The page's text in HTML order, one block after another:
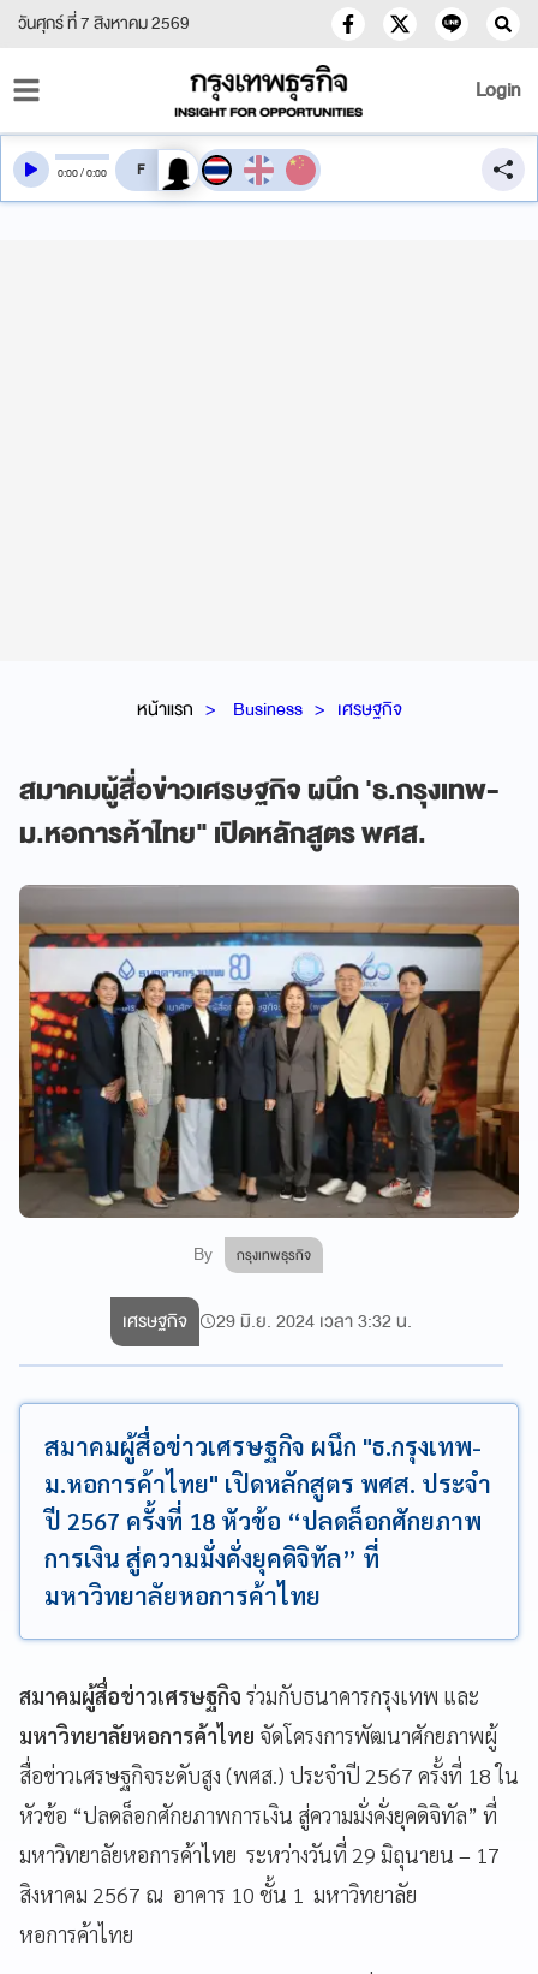
วันศุกร์ ที่ 7 สิงหาคม 2569
Login
หน้าแรก Business เศรษฐกิจ
สมาคมผู้สื่อข่าวเศรษฐกิจ ผนึก 'ธ.กรุงเทพ-
ม.หอการค้าไทย" เปิดหลักสูตร พศส.
By กรุงเทพธุรกิจ
0:00/0:00 สลับเสียงอ่าน
เศรษฐกิจ 29 มิ.ย. 2024 เวลา 3:32 น.
สมาคมผู้สื่อข่าวเศรษฐกิจ ผนึก "ธ.กรุงเทพ-
ม.หอการค้าไทย" เปิดหลักสูตร พศส. ประจำ
ปี 2567 ครั้งที่ 18 หัวข้อ “ปลดล็อกศักยภาพ
การเงิน สู่ความมั่งคั่งยุคดิจิทัล” ที่
มหาวิทยาลัยหอการค้าไทย
สมาคมผู้สื่อข่าวเศรษฐกิจ ร่วมกับธนาคารกรุงเทพ และ
มหาวิทยาลัยหอการค้าไทย จัดโครงการพัฒนาศักยภาพผู้
สื่อข่าวเศรษฐกิจระดับสูง (พศส.) ประจำปี 2567 ครั้งที่ 18 ใน
หัวข้อ “ปลดล็อกศักยภาพการเงิน สู่ความมั่งคั่งยุคดิจิทัล” ที่
มหาวิทยาลัยหอการค้าไทย ระหว่างวันที่ 29 มิถุนายน – 17
สิงหาคม 2567 ณ อาคาร 10 ชั้น 1 มหาวิทยาลัย
หอการค้าไทย